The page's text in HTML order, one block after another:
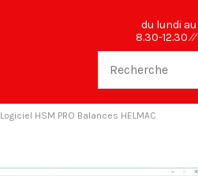
du lundi
8.30-12.30
Logiciel HSM PRO Balances HELMAC